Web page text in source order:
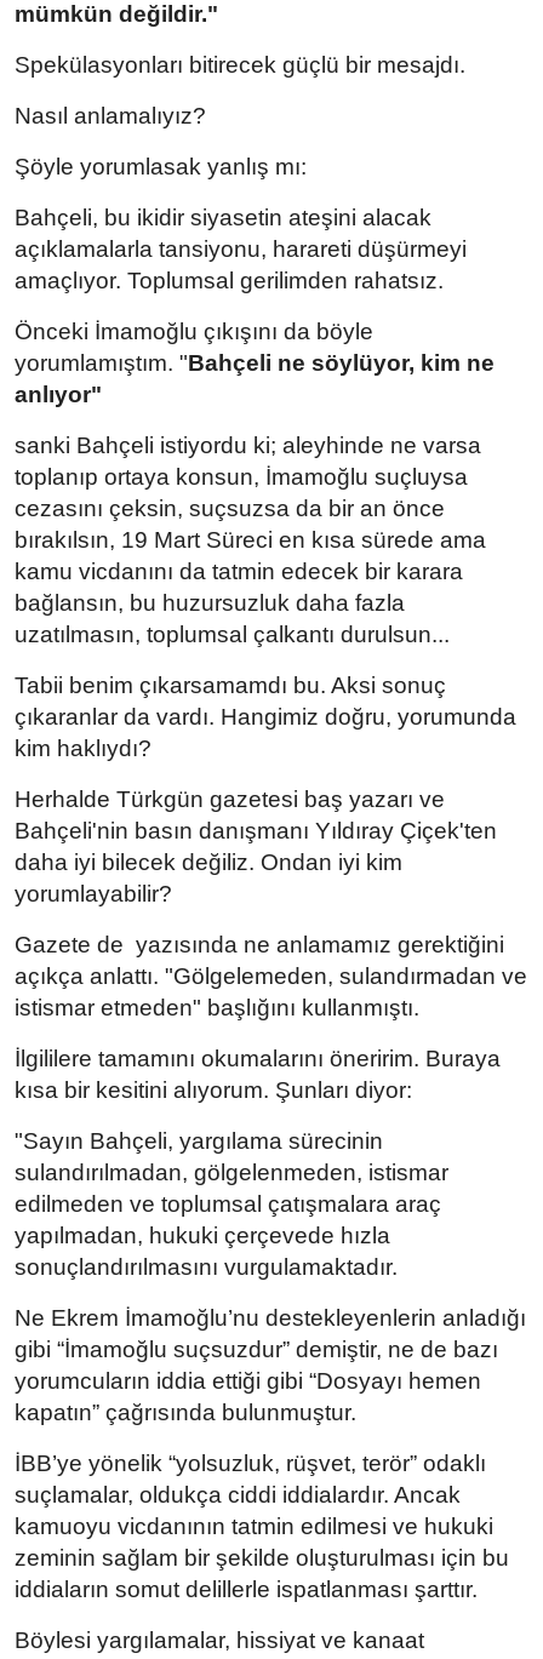
mümkün değildir."
Spekülasyonları bitirecek güçlü bir mesajdı.
Nasıl anlamalıyız?
Şöyle yorumlasak yanlış mı:
Bahçeli, bu ikidir siyasetin ateşini alacak
açıklamalarla tansiyonu, harareti düşürmeyi
amaçlıyor. Toplumsal gerilimden rahatsız.
Önceki İmamoğlu çıkışını da böyle
yorumlamıştım. "Bahçeli ne söylüyor, kim ne
anlıyor"
sanki Bahçeli istiyordu ki; aleyhinde ne varsa
toplanıp ortaya konsun, İmamoğlu suçluysa
cezasını çeksin, suçsuzsa da bir an önce
bırakılsın, 19 Mart Süreci en kısa sürede ama
kamu vicdanını da tatmin edecek bir karara
bağlansın, bu huzursuzluk daha fazla
uzatılmasın, toplumsal çalkantı durulsun...
Tabii benim çıkarsamamdı bu. Aksi sonuç
çıkaranlar da vardı. Hangimiz doğru, yorumunda
kim haklıydı?
Herhalde Türkgün gazetesi baş yazarı ve
Bahçeli'nin basın danışmanı Yıldıray Çiçek'ten
daha iyi bilecek değiliz. Ondan iyi kim
yorumlayabilir?
Gazete de yazısında ne anlamamız gerektiğini
açıkça anlattı. "Gölgelemeden, sulandırmadan ve
istismar etmeden" başlığını kullanmıştı.
İlgililere tamamını okumalarını öneririm. Buraya
kısa bir kesitini alıyorum. Şunları diyor:
"Sayın Bahçeli, yargılama sürecinin
sulandırılmadan, gölgelenmeden, istismar
edilmeden ve toplumsal çatışmalara araç
yapılmadan, hukuki çerçevede hızla
sonuçlandırılmasını vurgulamaktadır.
Ne Ekrem İmamoğlu’nu destekleyenlerin anladığı
gibi “İmamoğlu suçsuzdur” demiştir, ne de bazı
yorumcuların iddia ettiği gibi “Dosyayı hemen
kapatın” çağrısında bulunmuştur.
İBB’ye yönelik “yolsuzluk, rüşvet, terör” odaklı
suçlamalar, oldukça ciddi iddialardır. Ancak
kamuoyu vicdanının tatmin edilmesi ve hukuki
zeminin sağlam bir şekilde oluşturulması için bu
iddiaların somut delillerle ispatlanması şarttır.
Böylesi yargılamalar, hissiyat ve kanaat